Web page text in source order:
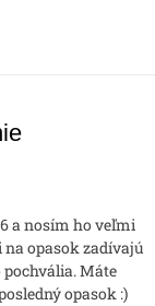
a nosím ho veľmi
opasok zadívajú
Máte
opasok :)